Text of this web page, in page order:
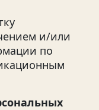
и/или
по